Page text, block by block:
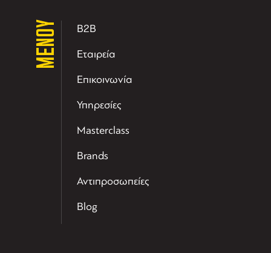
ΜΕΝΟΥ B2B
Εταιρεία
Επικοινωνία
Υπηρεσίες
Masterclass
Brands
Αντιπροσωπείες
Blog